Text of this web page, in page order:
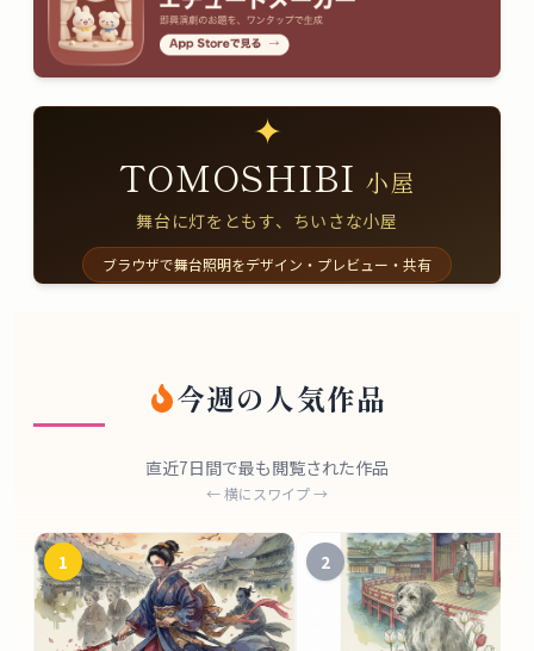
✦
TOMOSHIBI 小屋
舞台に灯をともす、ちいさな小屋
ブラウザで舞台照明をデザイン・プレビュー・共有
今週の人気作品
直近7日間で最も閲覧された作品
← 横にスワイプ →
1 2